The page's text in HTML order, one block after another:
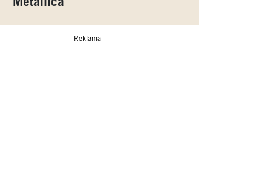
Metallica
Reklama